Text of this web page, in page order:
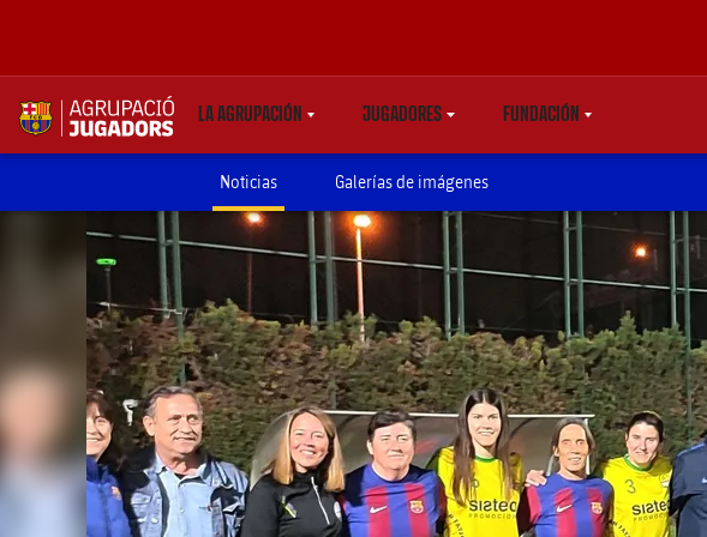
label.aria.abjlogo LA AGRUPACIÓNLABEL.SHARE.CARETDOWN
JUGADORESLABEL.SHARE.CARETDOWN
FUNDACIÓNLABEL.SHARE.CARETDOWN
Noticias Galerías de imágenes